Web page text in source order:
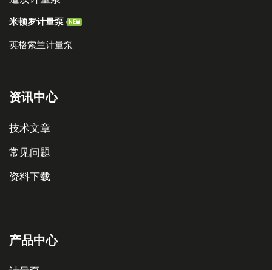
米顿罗计量泵 NEW
英格索兰计量泵
资讯中心
技术文章
常见问题
资料下载
产品中心